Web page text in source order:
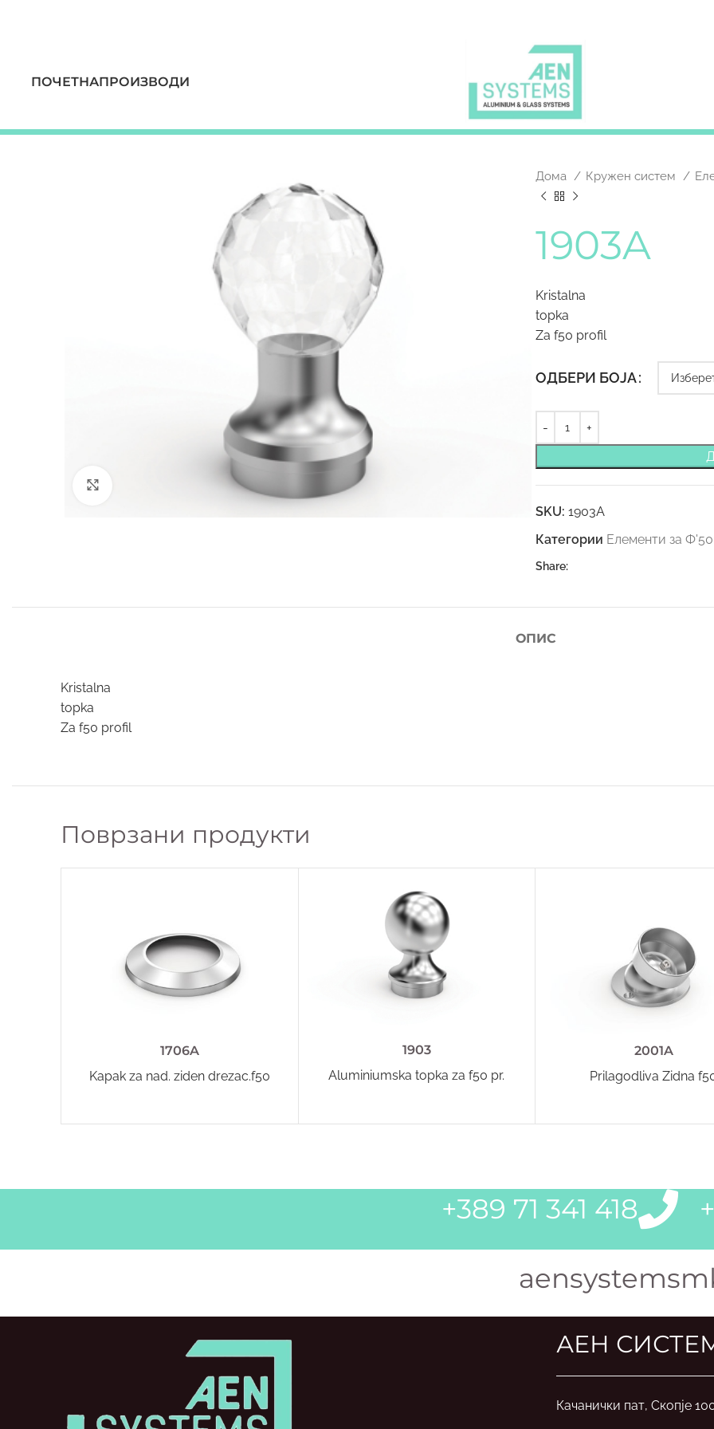
ПОЧЕТНАПРОИЗВОДИ
Дома Кружен систем
1903A
Kristalna
topka
Za f50 profil
ОДБЕРИ БОЈА
SKU: 1903A
Категории Елементи за
Share:
ОПИС
Kristalna
topka
Za f50 profil
Поврзани продукти
1706A
Kapak za nad. ziden drezac.f50
1903
Aluminiumska topka za f50 pr.
2001A
Prilagodliva Zidna
+389 71 341 418
АЕН
Качанички пат, Скопје